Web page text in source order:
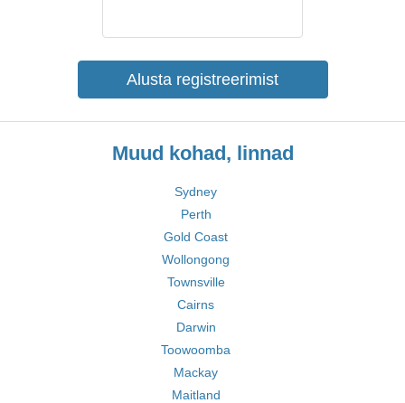
Alusta registreerimist
Muud kohad, linnad
Sydney
Perth
Gold Coast
Wollongong
Townsville
Cairns
Darwin
Toowoomba
Mackay
Maitland